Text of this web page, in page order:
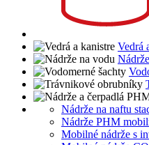
Vedrá
Nádrže na naftu
Nádrže PHM
Mobilné nádrže s